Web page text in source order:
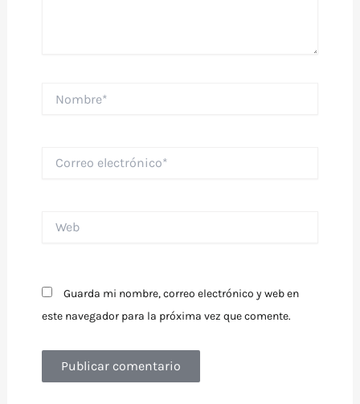
electrónico*
Guarda mi nombre, correo electrónico y web en
este navegador para la próxima vez que comente.